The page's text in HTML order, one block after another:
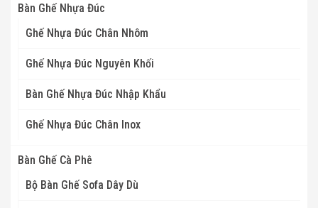
Bàn Ghế Nhựa Đúc
Ghế Nhựa Đúc Chân Nhôm
Ghế Nhựa Đúc Nguyên Khối
Bàn Ghế Nhựa Đúc Nhập Khẩu
Ghế Nhựa Đúc Chân Inox
Bàn Ghế Cà Phê
Bộ Bàn Ghế Sofa Dây Dù